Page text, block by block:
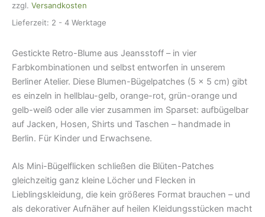
-
Blüten
Menge
zzgl. Versandkosten
Lieferzeit: 2 - 4 Werktage
Gestickte Retro-Blume aus Jeansstoff – in vier
Farbkombinationen und selbst entworfen in unserem
Berliner Atelier. Diese Blumen-Bügelpatches (5 × 5 cm) gibt
es einzeln in hellblau-gelb, orange-rot, grün-orange und
gelb-weiß oder alle vier zusammen im Sparset: aufbügelbar
auf Jacken, Hosen, Shirts und Taschen – handmade in
Berlin. Für Kinder und Erwachsene.
Als Mini-Bügelflicken schließen die Blüten-Patches
gleichzeitig ganz kleine Löcher und Flecken in
Lieblingskleidung, die kein größeres Format brauchen – und
als dekorativer Aufnäher auf heilen Kleidungsstücken macht